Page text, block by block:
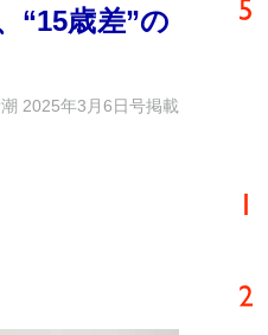
“15歳差”の
2025年3月6日号掲載